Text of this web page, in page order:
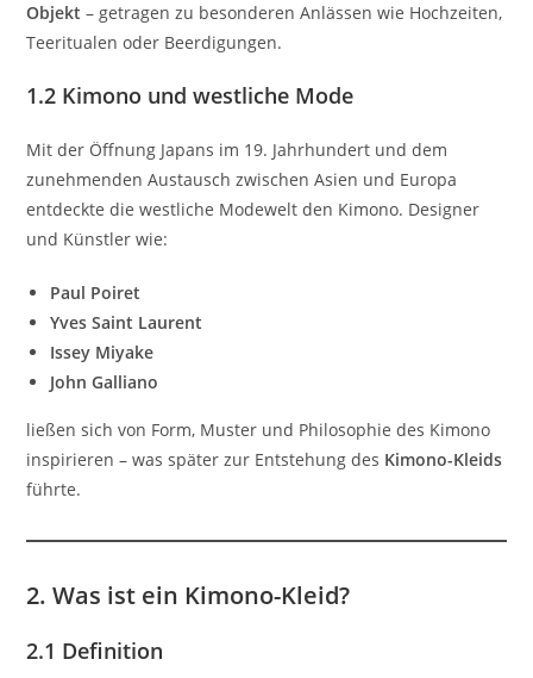
Objekt – getragen zu besonderen Anlässen wie Hochzeiten,
Teeritualen oder Beerdigungen.
1.2 Kimono und westliche Mode
Mit der Öffnung Japans im 19. Jahrhundert und dem
zunehmenden Austausch zwischen Asien und Europa
entdeckte die westliche Modewelt den Kimono. Designer
und Künstler wie:
Paul Poiret
Yves Saint Laurent
Issey Miyake
John Galliano
ließen sich von Form, Muster und Philosophie des Kimono
inspirieren – was später zur Entstehung des Kimono-Kleids
führte.
2. Was ist ein Kimono-Kleid?
2.1 Definition